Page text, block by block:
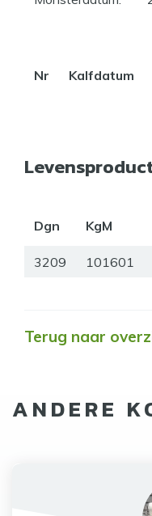
Nr Kalfdatum
Dgn KgM
3209 101601
Terug naar
ANDERE